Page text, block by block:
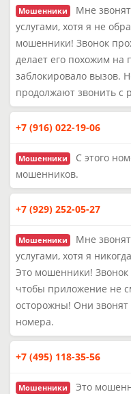
Мошенники
Мне
услугами, хотя я не
мошенники! Звонок
делает его похожим
заблокировало вызов.
продолжают звонить с
+7 (916) 022-19-06
Мошенники
С этого
мошенников.
+7 (929) 252-05-27
Мошенники
Мне
услугами, хотя я
Это мошенники! Звонок
чтобы приложение не
осторожны! Они звонят
номера.
+7 (495) 118-35-56
Мошенники
Это